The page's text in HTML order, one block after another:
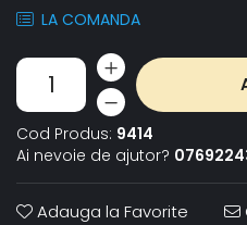
LA COMANDA
Cod Produs: 9414
Ai nevoie de ajutor?
Adauga la Favorite